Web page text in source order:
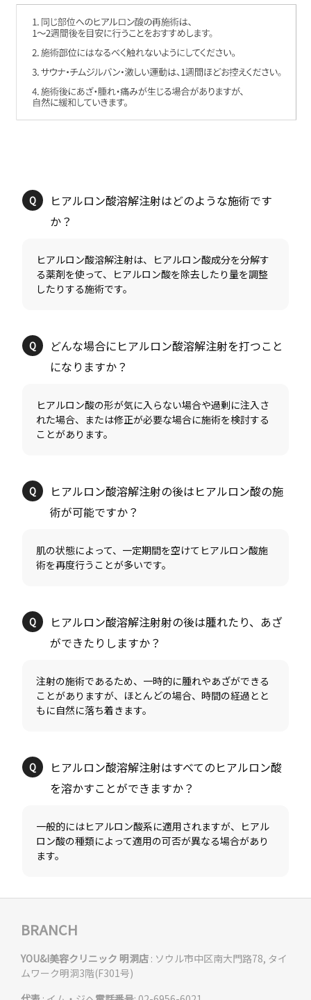
ヒアルロン酸溶解注射はどのような施術です
ヒアルロン酸溶解注射は、ヒアルロン酸成分を分解す
る薬剤を使って、ヒアルロン酸を除去したり量を調整
どんな場合にヒアルロン酸溶解注射を打つこと
ヒアルロン酸の形が気に入らない場合や過剰に注入さ
れた場合、または修正が必要な場合に施術を検討する
ヒアルロン酸溶解注射の後はヒアルロン酸の施
肌の状態によって、一定期間を空けてヒアルロン酸施
ヒアルロン酸溶解注射射の後は腫れたり、あざ
注射の施術であるため、一時的に腫れやあざができる
ことがありますが、ほとんどの場合、時間の経過とと
ヒアルロン酸溶解注射はすべてのヒアルロン酸
一般的にはヒアルロン酸系に適用されますが、ヒアル
ロン酸の種類によって適用の可否が異なる場合があり
BRANCH
YOU&I美容クリニック 明洞店 : ソウル市中区南大門路78, タイ
ムワーク明洞3階(F301号)